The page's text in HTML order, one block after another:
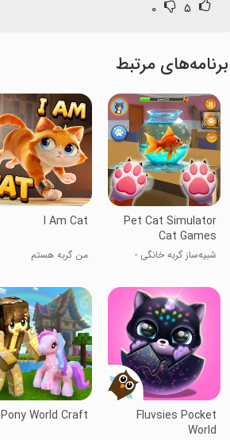
۵ ۰
برنامه‌های مرتبط
Pet Cat Simulator
Cat Games
شبیه‌ساز گربه خانگی -
I Am Cat
من گربه هستم
Fluvsies Pocket
World
Pony World Craft